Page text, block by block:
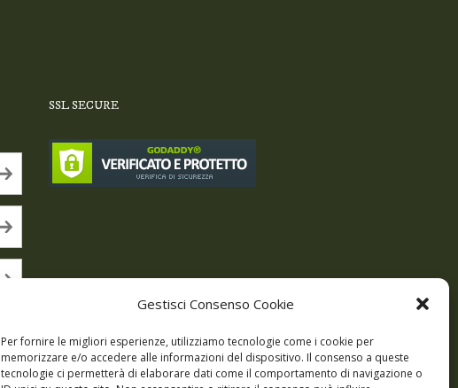
Gestisci Consenso Cookie
Per fornire le migliori esperienze, utilizziamo tecnologie come i cookie per
memorizzare e/o accedere alle informazioni del dispositivo. Il consenso a queste
tecnologie ci permetterà di elaborare dati come il comportamento di navigazione o
SSL SECURE